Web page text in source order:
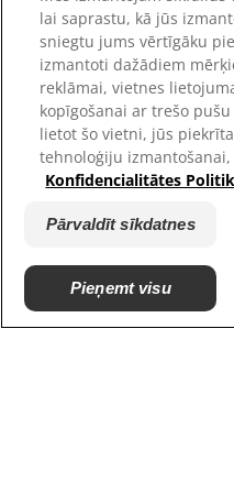
Vietnes karte
Mūsu vietnes
Karjera
Patversmes partneri
lai saprastu, kā jūs
sniegtu jums vērtīgāku
izmantoti dažādiem
reklāmai, vietnes
kopīgošanai ar trešo
lietot šo vietni, jūs
tehnoloģiju
Konfidencialitātes
Pārvaldīt sīkdatnes
Pieņemt visu